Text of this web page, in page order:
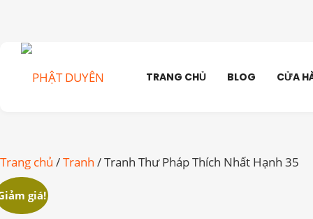
TRANG CHỦ BLOG CỬA
Trang chủ /Tranh / Tranh Thư Pháp Thích Nhất Hạnh 35
giá!